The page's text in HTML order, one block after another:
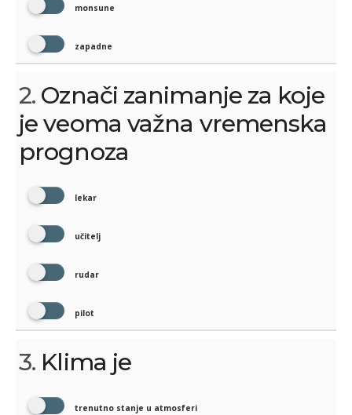
monsune
zapadne
2. Označi zanimanje za koje
je veoma važna vremenska
prognoza
lekar
učitelj
rudar
pilot
3. Klima je
trenutno stanje u atmosferi